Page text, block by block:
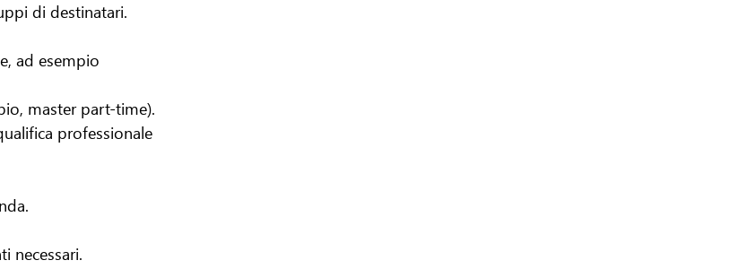
di destinatari.
ad esempio
master part-time).
professionale
necessari.